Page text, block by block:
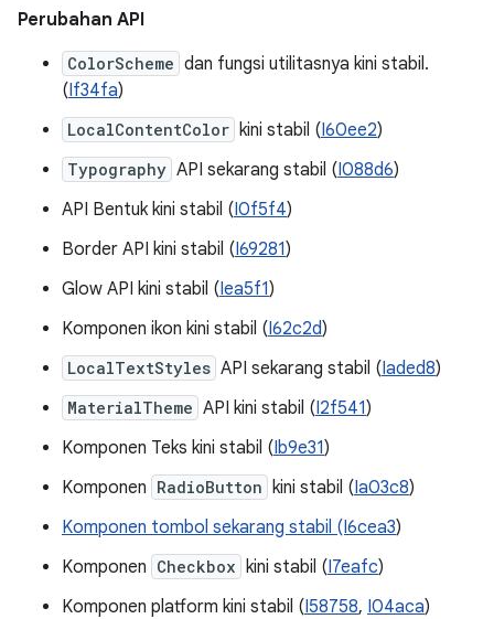
Perubahan API
ColorScheme dan fungsi utilitasnya kini stabil.
(If34fa)
LocalContentColor kini stabil (I60ee2)
Typography API sekarang stabil (I088d6)
API Bentuk kini stabil (I0f5f4)
Border API kini stabil (I69281)
Glow API kini stabil (Iea5f1)
Komponen ikon kini stabil (I62c2d)
LocalTextStyles API sekarang stabil (Iaded8)
MaterialTheme API kini stabil (I2f541)
Komponen Teks kini stabil (Ib9e31)
Komponen RadioButton kini stabil (Ia03c8)
Komponen tombol sekarang stabil (I6cea3)
Komponen Checkbox kini stabil (I7eafc)
Komponen platform kini stabil (I58758, I04aca)